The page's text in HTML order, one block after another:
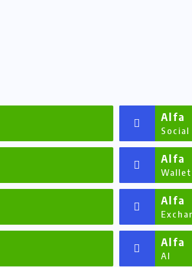
Alfa
Social
Alfa
Wallet
Alfa
Alfa
AI